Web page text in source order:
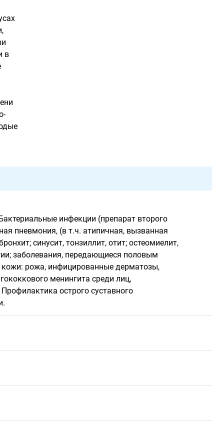
в
инфекции (препарат второго
пневмония, (в т.ч. атипичная, вызванная
синусит, тонзиллит, отит; остеомиелит,
заболевания, передающиеся половым
кожи: рожа, инфицированные дерматозы,
менингита среди лиц,
острого суставного